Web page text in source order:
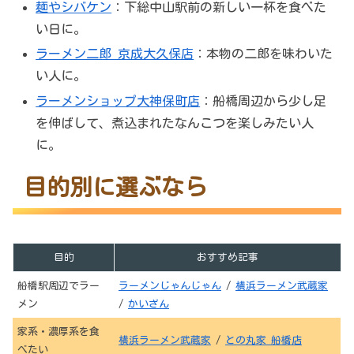
麺やシバケン ：下総中山駅前の新しい一杯を食べた
い日に。
ラーメン二郎 京成大久保店 ：本物の二郎を味わいた
い人に。
ラーメンショップ大神保町店 ：船橋周辺から少し足
を伸ばして、煮込まれたなんこつを楽しみたい人
に。
目的別に選ぶなら
目的 おすすめ記事
船橋駅周辺でラー
メン
ラーメンじゃんじゃん / 横浜ラーメン武蔵家
/ かいざん
家系・濃厚系を食
べたい
横浜ラーメン武蔵家 / との丸家 船橋店